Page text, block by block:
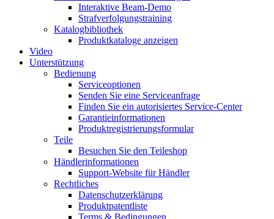
Interaktive Beam-Demo
Strafverfolgungstraining
Katalogbibliothek
Produktkataloge anzeigen
Video
Unterstützung
Bedienung
Serviceoptionen
Senden Sie eine Serviceanfrage
Finden Sie ein autorisiertes Service-Center
Garantieinformationen
Produktregistrierungsformular
Teile
Besuchen Sie den Teileshop
Händlerinformationen
Support-Website für Händler
Rechtliches
Datenschutzerklärung
Produktpatentliste